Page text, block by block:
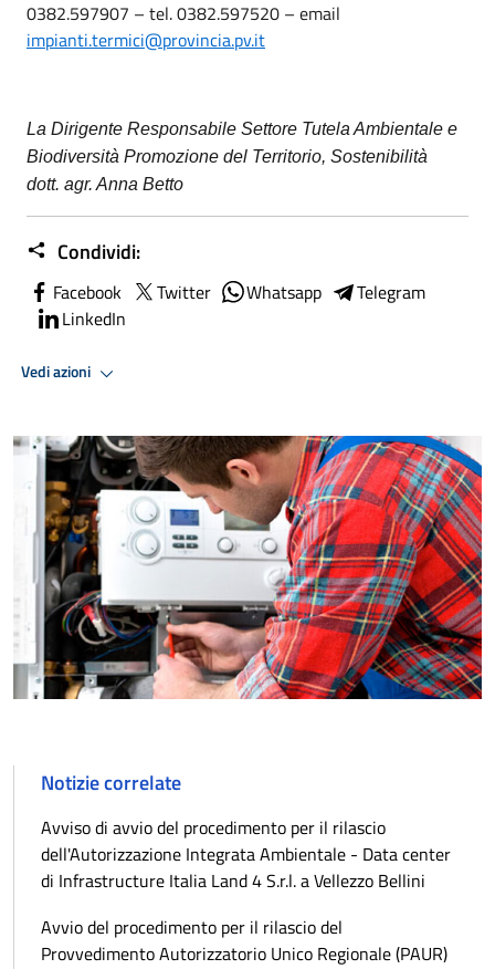
0382.597907 – tel. 0382.597520 – email
impianti.termici@provincia.pv.it
La Dirigente Responsabile Settore Tutela Ambientale e
Biodiversità Promozione del Territorio, Sostenibilità
dott. agr. Anna Betto
Condividi:
Facebook Twitter Whatsapp
Telegram
LinkedIn
Vedi azioni
Notizie correlate
Avviso di avvio del procedimento per il rilascio
dell'Autorizzazione Integrata Ambientale - Data center
di Infrastructure Italia Land 4 S.r.l. a Vellezzo Bellini
Avvio del procedimento per il rilascio del
Provvedimento Autorizzatorio Unico Regionale (PAUR)